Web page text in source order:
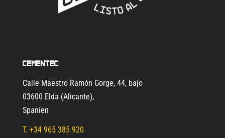
Cementec
Calle Maestro Ramón Gorge, 44, bajo
03600 Elda (Alicante),
Spanien
T. +34 965 385 920